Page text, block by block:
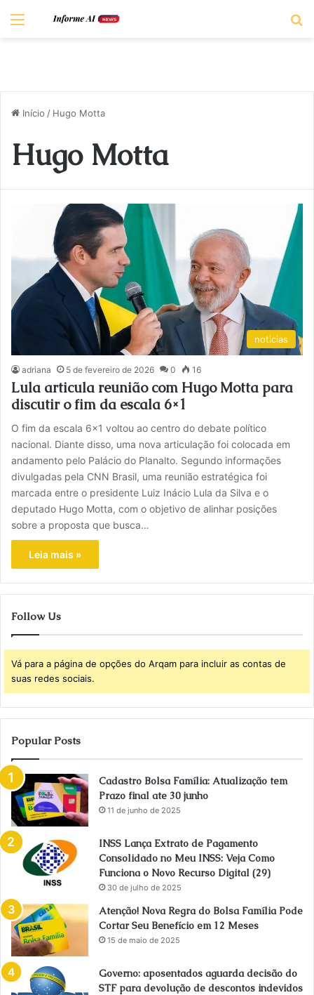
Menu
Início / Hugo Motta
Hugo Motta
noticias
adriana 5 de fevereiro de 2026 0 16
Lula articula reunião com Hugo Motta para
discutir o fim da escala 6×1
O fim da escala 6×1 voltou ao centro do debate político
nacional. Diante disso, uma nova articulação foi colocada em
andamento pelo Palácio do Planalto. Segundo informações
divulgadas pela CNN Brasil, uma reunião estratégica foi
marcada entre o presidente Luiz Inácio Lula da Silva e o
deputado Hugo Motta, com o objetivo de alinhar posições
sobre a proposta que busca…
Leia mais »
Follow Us
Vá para a página de opções do Arqam para incluir as contas de
suas redes sociais.
Popular Posts
Cadastro Bolsa Família: Atualização tem
Prazo final ate 30 junho
11 de junho de 2025
INSS Lança Extrato de Pagamento
Consolidado no Meu INSS: Veja Como
Funciona o Novo Recurso Digital (29)
30 de julho de 2025
Atenção! Nova Regra do Bolsa Família Pode
Cortar Seu Benefício em 12 Meses
15 de maio de 2025
Governo: aposentados aguarda decisão do
STF para devolução de descontos indevidos